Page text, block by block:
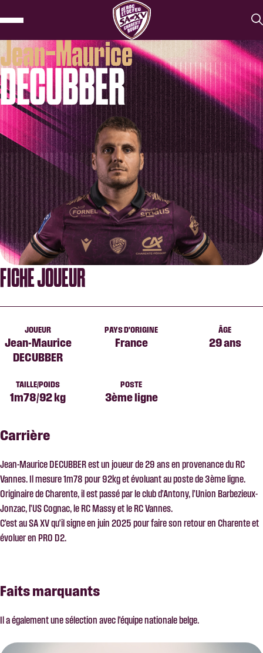
Jean-Maurice
DECUBBER
FICHE JOUEUR
JOUEUR
Jean-Maurice
DECUBBER
PAYS D'ORIGINE
France
ÂGE
29 ans
TAILLE/POIDS
1m78/92 kg
POSTE
3ème ligne
Carrière
Jean-Maurice DECUBBER est un joueur de 29 ans en provenance du RC
Vannes. Il mesure 1m78 pour 92kg et évoluant au poste de 3ème ligne.
Originaire de Charente, il est passé par le club d’Antony, l’Union Barbezieux-
Jonzac, l’US Cognac, le RC Massy et le RC Vannes.
C’est au SA XV qu’il signe en juin 2025 pour faire son retour en Charente et
évoluer en PRO D2.
Faits marquants
Il a également une sélection avec l’équipe nationale belge.